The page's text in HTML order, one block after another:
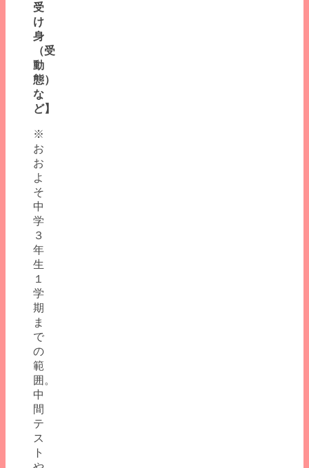
受
け
身
（受
動
態）
な
ど】
※
お
お
よ
そ
中
学
３
年
生
１
学
期
ま
で
の
範
囲。
中
間
テ
ス
ト